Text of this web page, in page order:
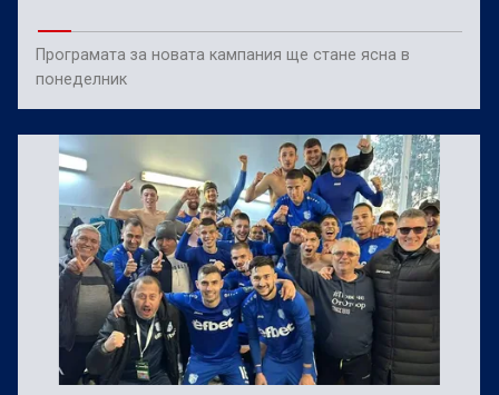
Програмата за новата кампания ще стане ясна в
понеделник